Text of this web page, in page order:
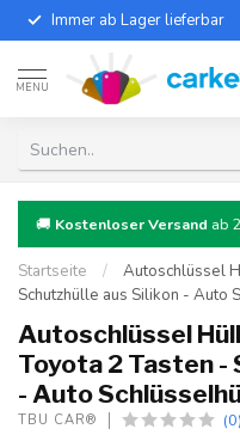
Immer ab Lager lieferbar
MENU
🚚 Kostenloser Versand ab
Startseite /
Autoschlüssel
Schutzhülle aus Silikon - Auto
Autoschlüssel
Toyota 2 Tasten -
- Auto
TBU CAR® (0)